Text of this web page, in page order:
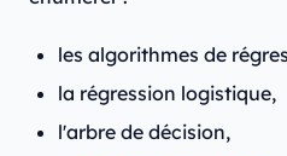
les algorithmes de
la régression logistique,
l'arbre de décision,